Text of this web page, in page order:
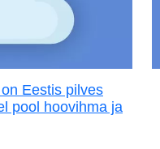
Eestis pilves
pool hoovihma ja